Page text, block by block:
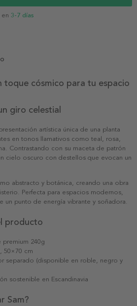
en 3-7 días
toque cósmico para tu espacio
giro celestial
artística única de una planta
en tonos llamativos como teal, rosa,
Contrastando con su maceta de patrón
cielo oscuro con destellos que evocan un
abstracto y botánica, creando una obra
Perfecta para espacios modernos,
un punto de energía vibrante y soñadora.
producto
premium 240g
50×70 cm
separado (disponible en roble, negro y
sostenible en Escandinavia
Sam?